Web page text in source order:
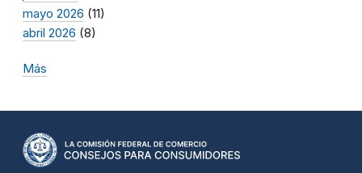
mayo 2026 (11)
abril 2026 (8)
Más